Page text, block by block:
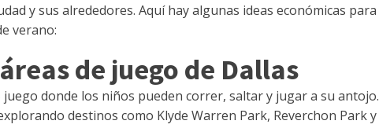
y sus alrededores. Aquí hay algunas ideas económicas para
verano:
de juego de Dallas
donde los niños pueden correr, saltar y jugar a su antojo.
destinos como Klyde Warren Park, Reverchon Park y